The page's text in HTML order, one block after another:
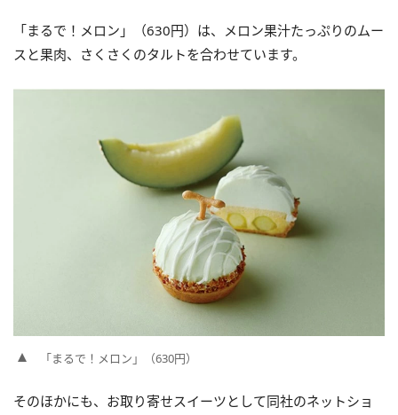
「まるで！メロン」（630円）は、メロン果汁たっぷりのムー
スと果肉、さくさくのタルトを合わせています。
「まるで！メロン」（630円）
そのほかにも、お取り寄せスイーツとして同社のネットショ